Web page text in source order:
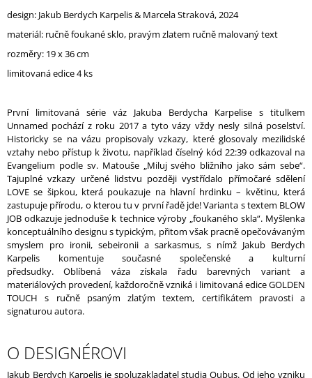
design: Jakub Berdych Karpelis& Marcela Straková, 2024
materiál: ručně foukané sklo, pravým zlatem ručně malovaný text
rozměry: 19 x 36 cm
limitovaná edice 4 ks
První limitovaná série váz Jakuba Berdycha Karpelise s titulkem
Unnamed pochází z roku 2017 a tyto vázy vždy nesly silná poselství.
Historicky se na vázu propisovaly vzkazy, které glosovaly mezilidské
vztahy nebo přístup k životu, například číselný kód 22:39 odkazoval na
Evangelium podle sv. Matouše „Miluj svého bližního jako sám sebe“.
Tajuplné vzkazy určené lidstvu později vystřídalo přímočaré sdělení
LOVE se šipkou, která poukazuje na hlavní hrdinku – květinu, která
zastupuje přírodu, o kterou tu v první řadě jde! Varianta s textem BLOW
JOB odkazuje jednoduše k technice výroby „foukaného skla“. Myšlenka
konceptuálního designu s typickým, přitom však pracně opečovávaným
smyslem pro ironii, sebeironii a sarkasmus, s nímž Jakub Berdych
Karpelis komentuje současné společenské a kulturní
předsudky.Oblíbená váza získala řadu barevných variant a
materiálových provedení, každoročně vzniká i limitovaná edice GOLDEN
TOUCH s ručně psaným zlatým textem, certifikátem pravosti a
signaturou autora.
O DESIGNÉROVI
Jakub Berdych Karpelis je spoluzakladatel studia Qubus. Od jeho vzniku
E
VASE
WITH
PINK
WHITE